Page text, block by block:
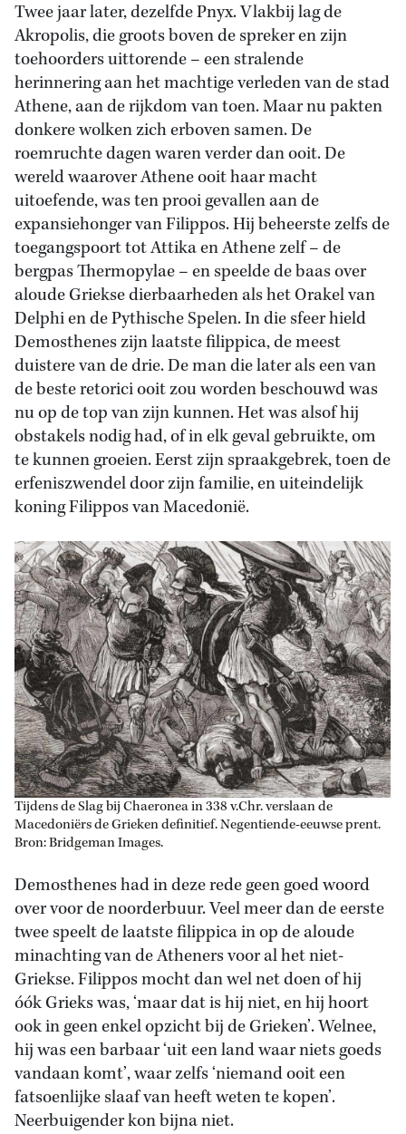
Twee jaar later, dezelfde Pnyx. Vlakbij lag de
Akropolis, die groots boven de spreker en zijn
toehoorders uittorende – een stralende
herinnering aan het machtige verleden van de stad
Athene, aan de rijkdom van toen. Maar nu pakten
donkere wolken zich erboven samen. De
roemruchte dagen waren verder dan ooit. De
wereld waarover Athene ooit haar macht
uitoefende, was ten prooi gevallen aan de
expansiehonger van Filippos. Hij beheerste zelfs de
toegangspoort tot Attika en Athene zelf – de
bergpas Thermopylae – en speelde de baas over
aloude Griekse dierbaarheden als het Orakel van
Delphi en de Pythische Spelen. In die sfeer hield
Demosthenes zijn laatste filippica, de meest
duistere van de drie. De man die later als een van
de beste retorici ooit zou worden beschouwd was
nu op de top van zijn kunnen. Het was alsof hij
obstakels nodig had, of in elk geval gebruikte, om
te kunnen groeien. Eerst zijn spraakgebrek, toen de
erfeniszwendel door zijn familie, en uiteindelijk
koning Filippos van Macedonië.
Tijdens de Slag bij Chaeronea in 338 v.Chr. verslaan de
Macedoniërs de Grieken definitief. Negentiende-eeuwse prent.
Bron: Bridgeman Images.
Demosthenes had in deze rede geen goed woord
over voor de noorderbuur. Veel meer dan de eerste
twee speelt de laatste filippica in op de aloude
minachting van de Atheners voor al het niet-
Griekse. Filippos mocht dan wel net doen of hij
óók Grieks was, ‘maar dat is hij niet, en hij hoort
ook in geen enkel opzicht bij de Grieken’. Welnee,
hij was een barbaar ‘uit een land waar niets goeds
vandaan komt’, waar zelfs ‘niemand ooit een
fatsoenlijke slaaf van heeft weten te kopen’.
Neerbuigender kon bijna niet.